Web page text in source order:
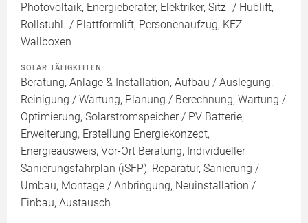
Photovoltaik, Energieberater, Elektriker, Sitz- / Hublift,
Rollstuhl- / Plattformlift, Personenaufzug, KFZ
Wallboxen
SOLAR TÄTIGKEITEN
Beratung, Anlage & Installation, Aufbau / Auslegung,
Reinigung / Wartung, Planung / Berechnung, Wartung /
Optimierung, Solarstromspeicher / PV Batterie,
Erweiterung, Erstellung Energiekonzept,
Energieausweis, Vor-Ort Beratung, Individueller
Sanierungsfahrplan (iSFP), Reparatur, Sanierung /
Umbau, Montage / Anbringung, Neuinstallation /
Einbau, Austausch